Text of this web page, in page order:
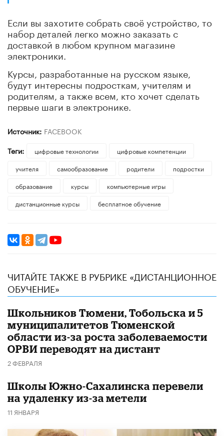
Если вы захотите собрать своё устройство, то
набор деталей легко можно заказать с
доставкой в любом крупном магазине
электроники.
Курсы, разработанные на русском языке,
будут интересны подросткам, учителям и
родителям, а также всем, кто хочет сделать
первые шаги в электронике.
Источник: FACEBOOK
Теги:
цифровые технологии
цифровые компетенции
учителя
самообразование родители
подростки
образование
курсы
компьютерные игры
дистанционные курсы
бесплатное обучение
ЧИТАЙТЕ ТАКЖЕ В РУБРИКЕ «ДИСТАНЦИОННОЕ
ОБУЧЕНИЕ»
Школьников Тюмени, Тобольска и 5
муниципалитетов Тюменской
области из-за роста заболеваемости
ОРВИ переводят на дистант
2 ФЕВРАЛЯ
Школы Южно-Сахалинска перевели
на удаленку из-за метели
11 ЯНВАРЯ